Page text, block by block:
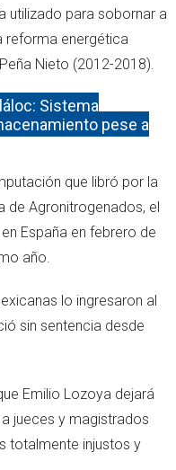
utilizado para sobornar a
reforma energética
Nieto (2012-2018).
Sistema
pese a
que libró por la
de Agronitrogenados, el
España en febrero de
año.
lo ingresaron al
sin sentencia desde
Emilio Lozoya dejará
jueces y magistrados
totalmente injustos y